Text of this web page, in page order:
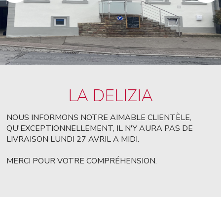
LA DELIZIA
NOUS INFORMONS NOTRE AIMABLE CLIENTÈLE,
QU'EXCEPTIONNELLEMENT, IL N'Y AURA PAS DE
LIVRAISON LUNDI 27 AVRIL A MIDI.
MERCI POUR VOTRE COMPRÉHENSION.